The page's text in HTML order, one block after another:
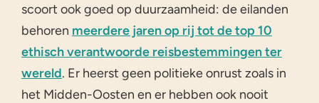
scoort ook goed op duurzaamheid: de eilanden
behoren meerdere jaren op rij tot de top 10
ethisch verantwoorde reisbestemmingen ter
wereld. Er heerst geen politieke onrust zoals in
het Midden-Oosten en er hebben ook nooit